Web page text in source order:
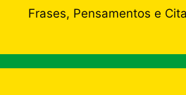
Frases, Pensamentos e